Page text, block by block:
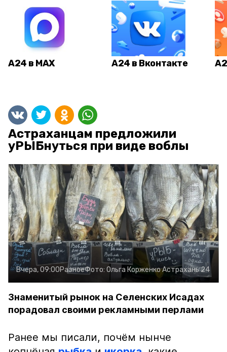
А24 в MAX А24 в Вконтакте
Астраханцам предложили
уРЫБнуться при виде воблы
Вчера, 09:00РазноеФото: Ольга КорженкоАстрахань 24
Знаменитый рынок на Селенских Исадах
порадовал своими рекламными перлами
Ранее мы писали, почём нынче